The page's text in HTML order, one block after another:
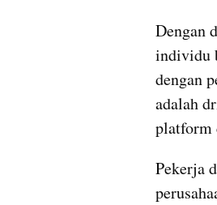
Dengan
individu
dengan
adalah
Pekerja